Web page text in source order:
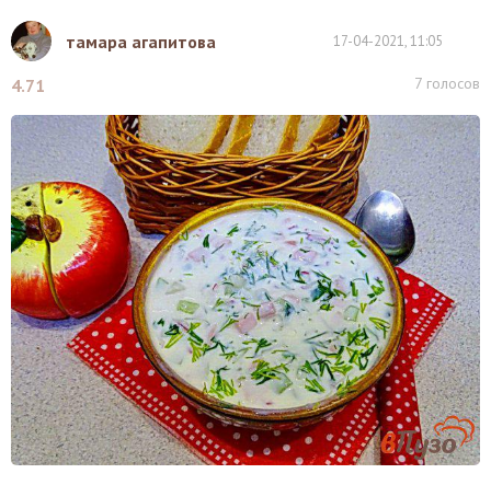
тамара агапитова 17-04-2021, 11:05
4.71 7 голосов